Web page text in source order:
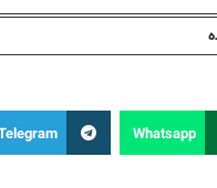
Whatsapp